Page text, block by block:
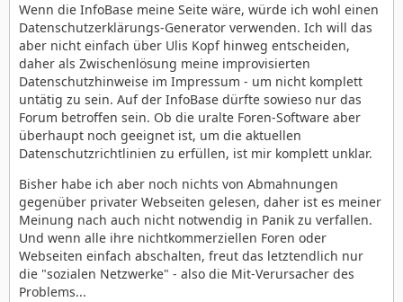
Wenn die InfoBase meine Seite wäre, würde ich wohl einen
Datenschutzerklärungs-Generator verwenden. Ich will das
aber nicht einfach über Ulis Kopf hinweg entscheiden,
daher als Zwischenlösung meine improvisierten
Datenschutzhinweise im Impressum - um nicht komplett
untätig zu sein. Auf der InfoBase dürfte sowieso nur das
Forum betroffen sein. Ob die uralte Foren-Software aber
überhaupt noch geeignet ist, um die aktuellen
Datenschutzrichtlinien zu erfüllen, ist mir komplett unklar.
Bisher habe ich aber noch nichts von Abmahnungen
gegenüber privater Webseiten gelesen, daher ist es meiner
Meinung nach auch nicht notwendig in Panik zu verfallen.
Und wenn alle ihre nichtkommerziellen Foren oder
Webseiten einfach abschalten, freut das letztendlich nur
die "sozialen Netzwerke" - also die Mit-Verursacher des
Problems...